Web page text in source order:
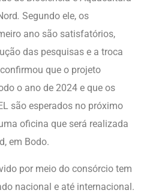
. Segundo ele, os
ano são satisfatórios,
das pesquisas e a troca
que o projeto
o ano de 2024 e que os
são esperados no próximo
oficina que será realizada
em Bodo.
por meio do consórcio tem
nacional e até internacional.